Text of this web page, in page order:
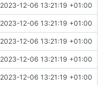
2023-12-06 13:21:19 +01:00
2023-12-06 13:21:19 +01:00
2023-12-06 13:21:19 +01:00
2023-12-06 13:21:19 +01:00
2023-12-06 13:21:19 +01:00